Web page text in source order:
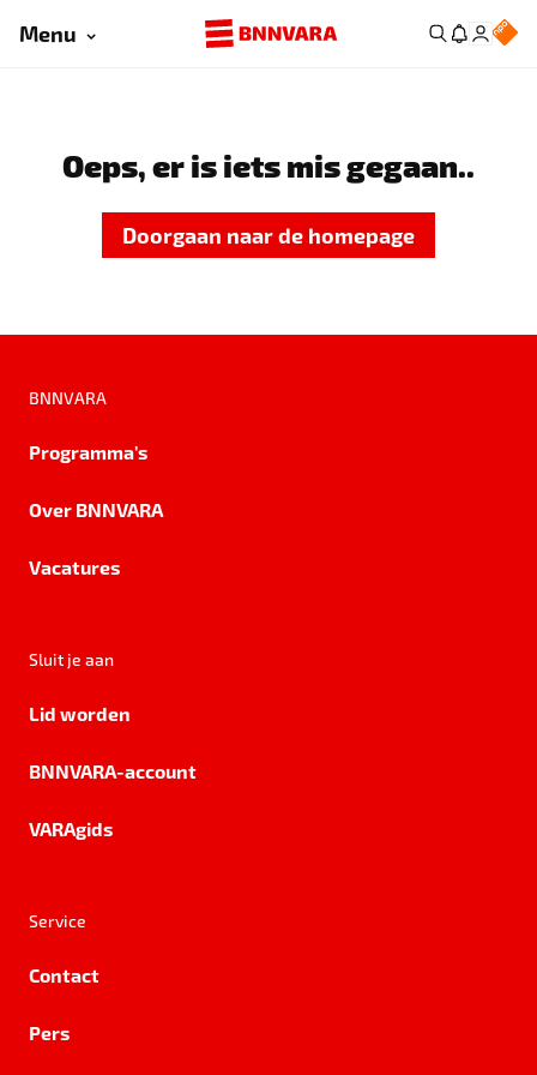
Menu
Oeps, er is iets mis gegaan..
Doorgaan naar de homepage
BNNVARA
Programma's
Over BNNVARA
Vacatures
Sluit je aan
Lid worden
BNNVARA-account
VARAgids
Service
Contact
Pers